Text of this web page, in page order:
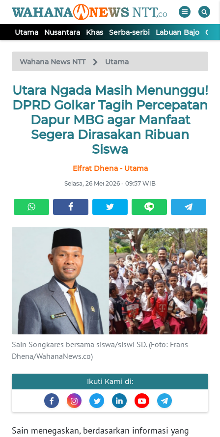
Utama Nusantara Khas Serba-serbi Labuan Bajo
Wahana News NTT Utama
Utara Ngada Masih Menunggu!
DPRD Golkar Tagih Percepatan
Dapur MBG agar Manfaat
Segera Dirasakan Ribuan
Siswa
Elfrat Dhena - Utama
Selasa, 26 Mei 2026 - 09:57 WIB
Sain Songkares bersama siswa/siswi SD. (Foto: Frans
Dhena/WahanaNews.co)
Ikuti Kami di:
Sain menegaskan, berdasarkan informasi yang
TV
Tutup
UTAMA
NUSANTARA
LABUAN
INDEKS
BERITA
KONTAK
KAMI
KAMI